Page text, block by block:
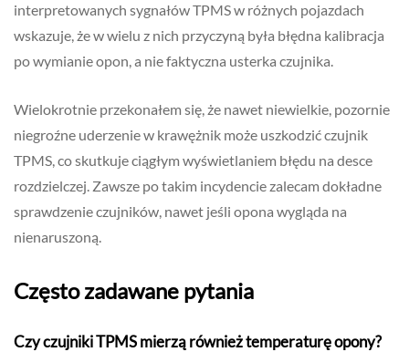
interpretowanych sygnałów TPMS w różnych pojazdach
wskazuje, że w wielu z nich przyczyną była błędna kalibracja
po wymianie opon, a nie faktyczna usterka czujnika.
Wielokrotnie przekonałem się, że nawet niewielkie, pozornie
niegroźne uderzenie w krawężnik może uszkodzić czujnik
TPMS, co skutkuje ciągłym wyświetlaniem błędu na desce
rozdzielczej. Zawsze po takim incydencie zalecam dokładne
sprawdzenie czujników, nawet jeśli opona wygląda na
nienaruszoną.
Często zadawane pytania
Czy czujniki TPMS mierzą również temperaturę opony?